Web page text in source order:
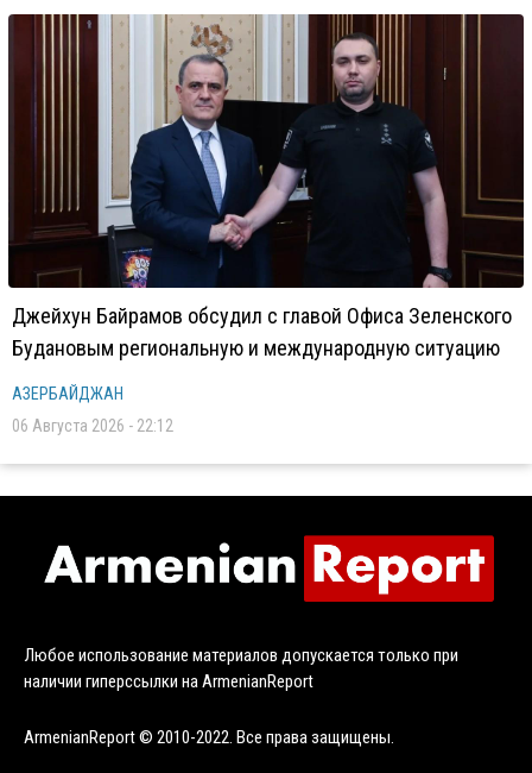
Джейхун Байрамов обсудил с главой Офиса Зеленского
Будановым региональную и международную ситуацию
АЗЕРБАЙДЖАН
06 Августа 2026 - 22:12
Любое использование материалов допускается только при
наличии гиперссылки на ArmenianReport
ArmenianReport © 2010-2022. Все права защищены.